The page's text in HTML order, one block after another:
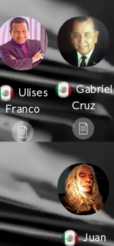
Ulises
Franco
Gabriel
Cruz
Juan